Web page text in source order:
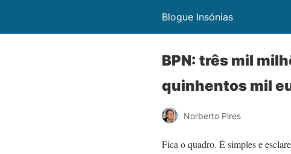
Blogue Insónias
BPN: três mil
quinhentos mil
Norberto Pires
Fica o quadro. É simples e